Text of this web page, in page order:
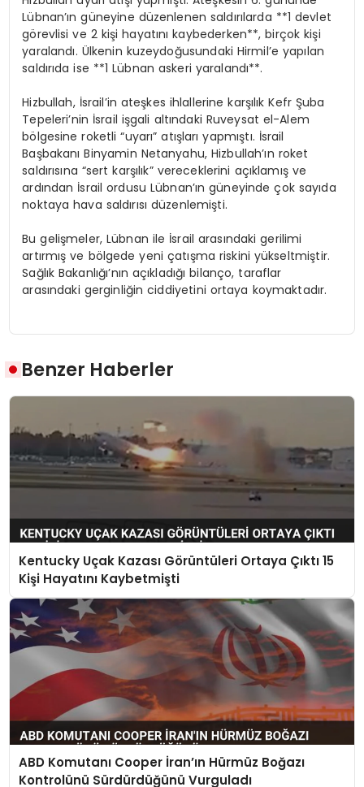
Lübnan’ın güneyine düzenlenen saldırılarda **1 devlet
görevlisi ve 2 kişi hayatını kaybederken**, birçok kişi
yaralandı. Ülkenin kuzeydoğusundaki Hirmil’e yapılan
saldırıda ise **1 Lübnan askeri yaralandı**.
Hizbullah, İsrail’in ateşkes ihlallerine karşılık Kefr Şuba
Tepeleri’nin İsrail işgali altındaki Ruveysat el-Alem
bölgesine roketli “uyarı” atışları yapmıştı. İsrail
Başbakanı Binyamin Netanyahu, Hizbullah’ın roket
saldırısına “sert karşılık” vereceklerini açıklamış ve
ardından İsrail ordusu Lübnan’ın güneyinde çok sayıda
noktaya hava saldırısı düzenlemişti.
Bu gelişmeler, Lübnan ile İsrail arasındaki gerilimi
artırmış ve bölgede yeni çatışma riskini yükseltmiştir.
Sağlık Bakanlığı’nın açıkladığı bilanço, taraflar
arasındaki gerginliğin ciddiyetini ortaya koymaktadır.
Benzer Haberler
Kentucky Uçak Kazası Görüntüleri Ortaya Çıktı 15
Kişi Hayatını Kaybetmişti
ABD Komutanı Cooper İran’ın Hürmüz Boğazı
Kontrolünü Sürdürdüğünü Vurguladı